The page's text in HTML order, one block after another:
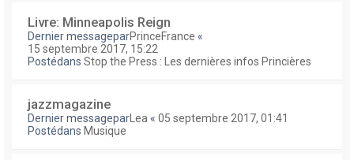
Livre: Minneapolis Reign
Dernier messageparPrinceFrance «
15 septembre 2017, 15:22
Postédans Stop the Press : Les dernières infos Princières
jazzmagazine
Dernier messagepar Lea « 05 septembre 2017, 01:41
Postédans Musique